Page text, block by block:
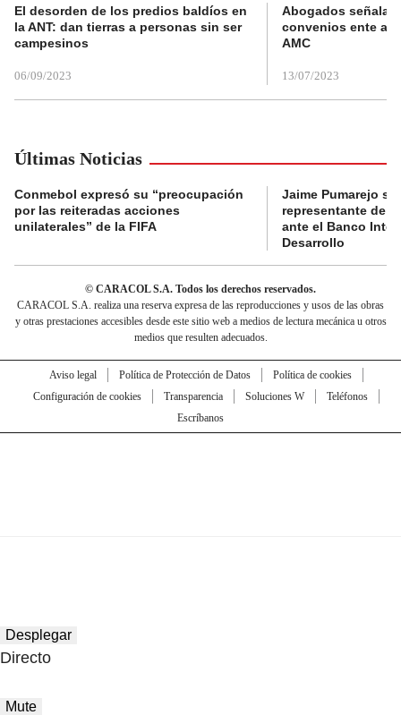
El desorden de los predios baldíos en
la ANT: dan tierras a personas sin ser
campesinos
06/09/2023
Abogados
convenios ente
AMC
13/07/2023
Últimas Noticias
Conmebol expresó su “preocupación
por las reiteradas acciones
unilaterales” de la FIFA
Jaime Pumarejo
representante de
ante el Banco
Desarrollo
© CARACOL S.A. Todos los derechos reservados.
CARACOL S.A. realiza una reserva expresa de las reproducciones y usos de las obras
y otras prestaciones accesibles desde este sitio web a medios de lectura mecánica u otros
medios que resulten adecuados.
Aviso legal Política de Protección de Datos
Política de cookies
Configuración de cookies
Transparencia Soluciones W
Teléfonos
Escríbanos
Desplegar
Directo
Mute